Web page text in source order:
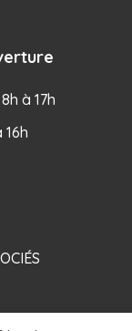
8h à 17h
16h